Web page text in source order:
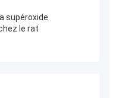
supéroxide
le rat